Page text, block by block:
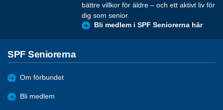
bättre villkor för äldre – och ett aktivt liv för
dig som senior.
Bli medlem i SPF Seniorerna här
SPF Seniorerna
Om förbundet
Bli medlem